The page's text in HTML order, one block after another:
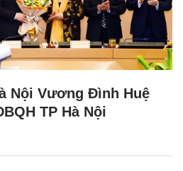
Nội Vương Đình Huệ
TP Hà Nội